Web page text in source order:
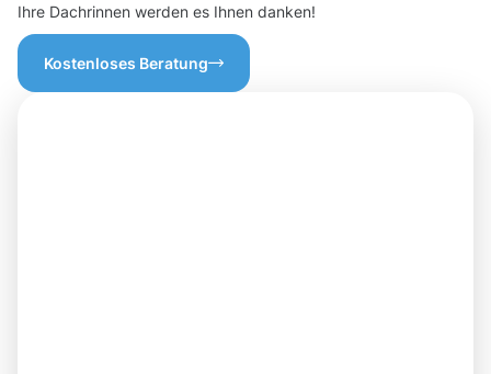
Ihre Dachrinnen werden es Ihnen danken!
Kostenloses Beratung